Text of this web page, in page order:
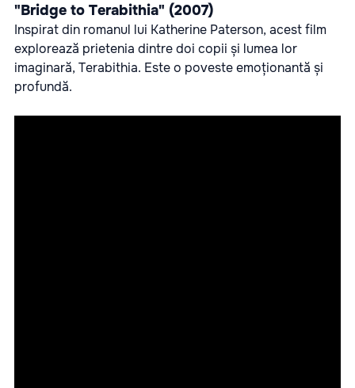
"Bridge to Terabithia" (2007)
Inspirat din romanul lui Katherine Paterson, acest film
explorează prietenia dintre doi copii și lumea lor
imaginară, Terabithia. Este o poveste emoționantă și
profundă.